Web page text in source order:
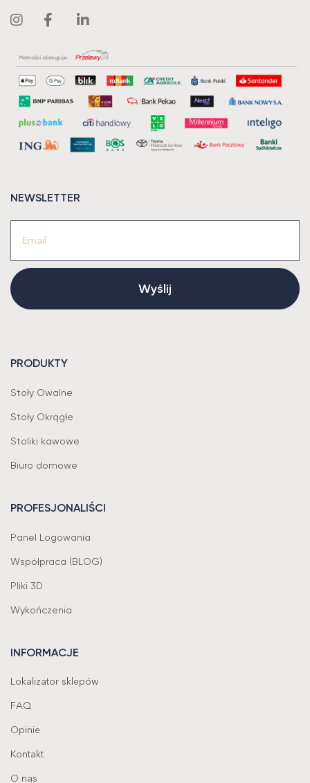
PRODUKTY
Stoły Owalne
Stoły Okrągłe
Stoliki kawowe
Biuro domowe
PROFESJONALIŚCI
Panel Logowania
Współpraca (BLOG)
Pliki 3D
Wykończenia
INFORMACJE
Lokalizator sklepów
FAQ
Opinie
Kontakt
O nas
NEWSLETTER
Wyślij